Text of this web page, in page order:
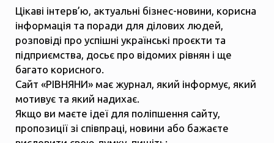
Цікаві інтерв’ю, актуальні бізнес-новини, корисна
інформація та поради для ділових людей,
розповіді про успішні українські проєкти та
підприємства, досьє про відомих рівнян і ще
багато корисного.
Сайт «РІВНЯНИ» має журнал, який інформує, який
мотивує та який надихає.
Якщо ви маєте ідеї для поліпшення сайту,
пропозиції зі співпраці, новини або бажаєте